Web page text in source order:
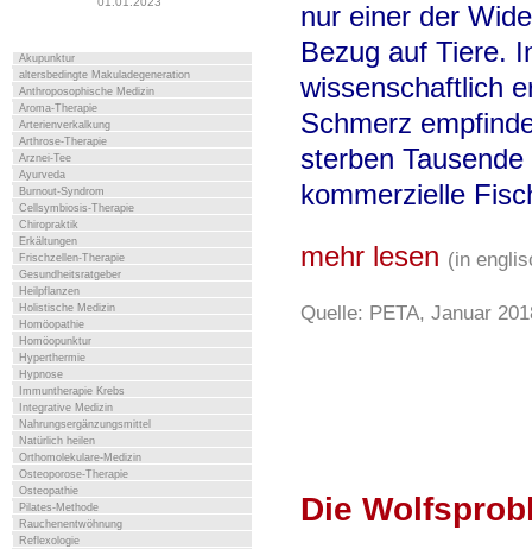
Akupunktur
altersbedingte Makuladegeneration
Anthroposophische Medizin
Aroma-Therapie
Arterienverkalkung
Arthrose-Therapie
Arznei-Tee
Ayurveda
Burnout-Syndrom
Cellsymbiosis-Therapie
Chiropraktik
Erkältungen
Frischzellen-Therapie
Gesundheitsratgeber
Heilpflanzen
Holistische Medizin
Homöopathie
Homöopunktur
Hyperthermie
Hypnose
Immuntherapie Krebs
Integrative Medizin
Nahrungsergänzungsmittel
Natürlich heilen
Orthomolekulare-Medizin
Osteoporose-Therapie
Osteopathie
Pilates-Methode
Rauchenentwöhnung
Reflexologie
nur einer der
Bezug auf Tiere.
wissenschaftlich
Schmerz
sterben
kommerzielle
mehr lesen (in
Quelle: PETA, Januar
Die